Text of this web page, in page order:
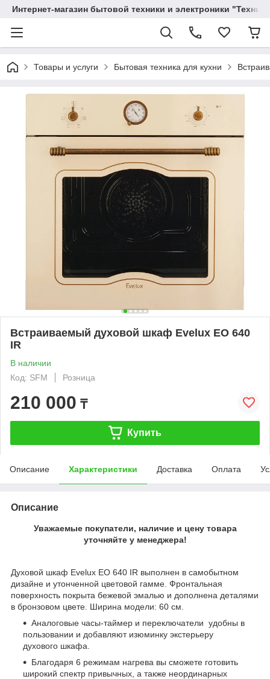
Интернет-магазин бытовой техники и электроники
Товары и услуги Бытовая техника для кухни
Встраиваемый духовой шкаф Evelux EO 640
IR
В наличии
Код: SFM
Розница
210 000 ₸
Купить
Описание Характеристики Доставка Оплата
Описание
Уважаемые покупатели, наличие и цену товара
уточняйте у менеджера!
Духовой шкаф Evelux EO 640 IR выполнен в самобытном
дизайне и утонченной цветовой гамме. Фронтальная
поверхность покрыта бежевой эмалью и дополнена деталями
в бронзовом цвете. Ширина модели: 60 см.
Аналоговые часы-таймер и переключатели удобны в
пользовании и добавляют изюминку экстерьеру
духового шкафа.
Благодаря 6 режимам нагрева вы сможете готовить
широкий спектр привычных, а также неординарных